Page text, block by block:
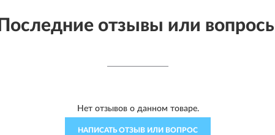
Последние отзывы или
Нет отзывов о данном товаре.
НАПИСАТЬ ОТЗЫВ ИЛИ ВОПРОС